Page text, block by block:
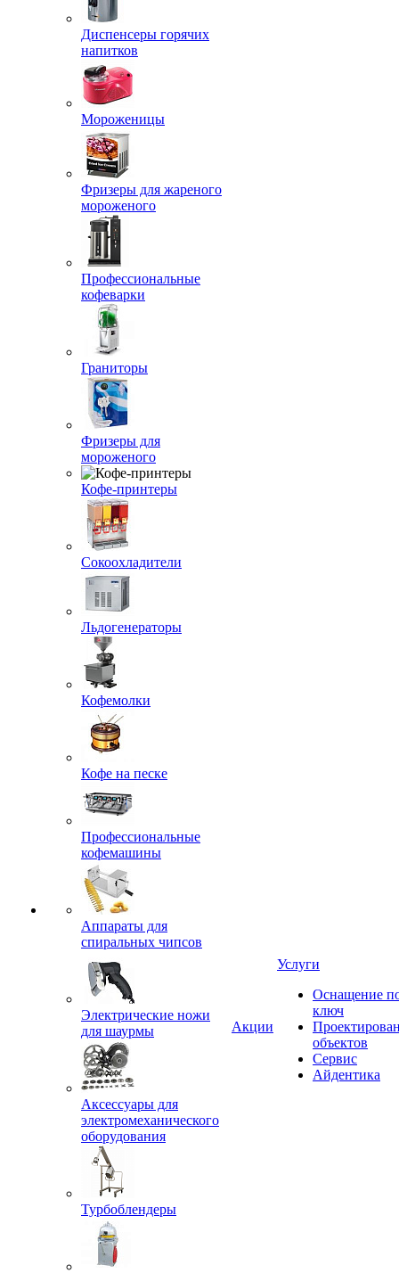
Диспенсеры горячих
напитков
Мороженицы
Фризеры для жареного
мороженого
Профессиональные
кофеварки
Граниторы
Фризеры для
мороженого
Кофе-принтеры
Сокоохладители
Льдогенераторы
Кофемолки
Кофе на песке
Профессиональные
кофемашины
Аппараты для
спиральных чипсов
Электрические ножи
для шаурмы
Аксессуары для
электромеханического
оборудования
Турбоблендеры
Акции
Услуги
Оснащение
ключ
объектов
Сервис
Айдентика